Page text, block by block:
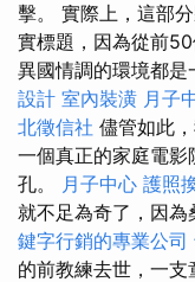
擊。 實際上，這部
實標題，因為從前
異國情調的環境都是
設計 室內裝潢 月子
北徵信社 儘管如此
一個真正的家庭電
孔。 月子中心 護照
就不足為奇了，因為
鍵字行銷的專業公司
的前教練去世，一